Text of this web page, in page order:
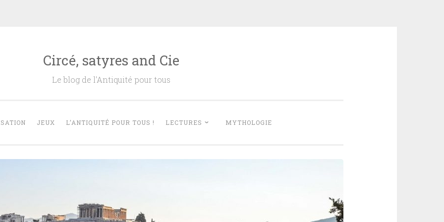
Circé, satyres and Cie
Le blog de l'Antiquité pour tous
JEUX L’ANTIQUITÉ POUR TOUS ! LECTURES MYTHOLOGIE